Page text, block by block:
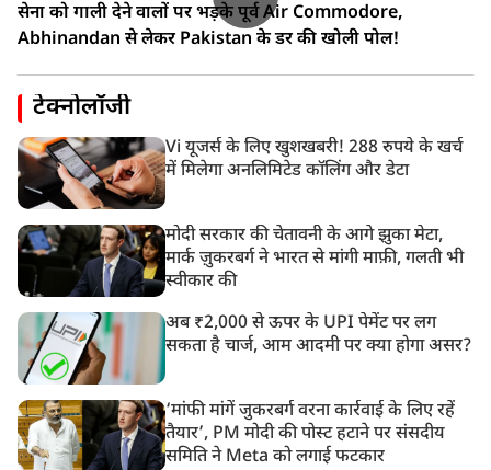
सेना को गाली देने वालों पर भड़के पूर्व Air Commodore,
Abhinandan से लेकर Pakistan के डर की खोली पोल!
टेक्नोलॉजी
Vi यूजर्स के लिए खुशखबरी! 288 रुपये के खर्च
में मिलेगा अनलिमिटेड कॉलिंग और डेटा
मोदी सरकार की चेतावनी के आगे झुका मेटा,
मार्क ज़ुकरबर्ग ने भारत से मांगी माफ़ी, गलती भी
स्वीकार की
अब ₹2,000 से ऊपर के UPI पेमेंट पर लग
सकता है चार्ज, आम आदमी पर क्या होगा असर?
‘मांफी मांगें जुकरबर्ग वरना कार्रवाई के लिए रहें
तैयार’, PM मोदी की पोस्ट हटाने पर संसदीय
समिति ने Meta को लगाई फटकार